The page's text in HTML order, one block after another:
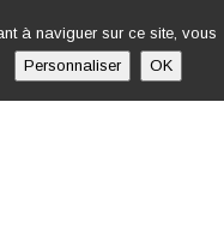
à naviguer sur ce site, vous
Personnaliser OK